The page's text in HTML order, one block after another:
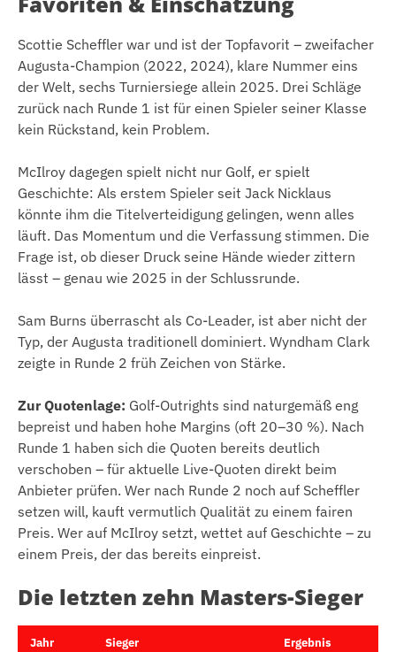
Scottie Scheffler war und ist der Topfavorit – zweifacher
Augusta-Champion (2022, 2024), klare Nummer eins
der Welt, sechs Turniersiege allein 2025. Drei Schläge
zurück nach Runde 1 ist für einen Spieler seiner Klasse
kein Rückstand, kein Problem.
McIlroy dagegen spielt nicht nur Golf, er spielt
Geschichte: Als erstem Spieler seit Jack Nicklaus
könnte ihm die Titelverteidigung gelingen, wenn alles
läuft. Das Momentum und die Verfassung stimmen. Die
Frage ist, ob dieser Druck seine Hände wieder zittern
lässt – genau wie 2025 in der Schlussrunde.
Sam Burns überrascht als Co-Leader, ist aber nicht der
Typ, der Augusta traditionell dominiert. Wyndham Clark
zeigte in Runde 2 früh Zeichen von Stärke.
Zur Quotenlage: Golf-Outrights sind naturgemäß eng
bepreist und haben hohe Margins (oft 20–30 %). Nach
Runde 1 haben sich die Quoten bereits deutlich
verschoben – für aktuelle Live-Quoten direkt beim
Anbieter prüfen. Wer nach Runde 2 noch auf Scheffler
setzen will, kauft vermutlich Qualität zu einem fairen
Preis. Wer auf McIlroy setzt, wettet auf Geschichte – zu
einem Preis, der das bereits einpreist.
Die letzten zehn Masters-Sieger
Jahr Sieger Ergebnis